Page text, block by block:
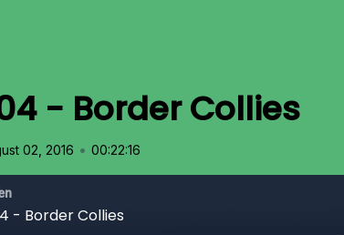
- Border Collies
02, 2016 • 00:22:16
- Border Collies